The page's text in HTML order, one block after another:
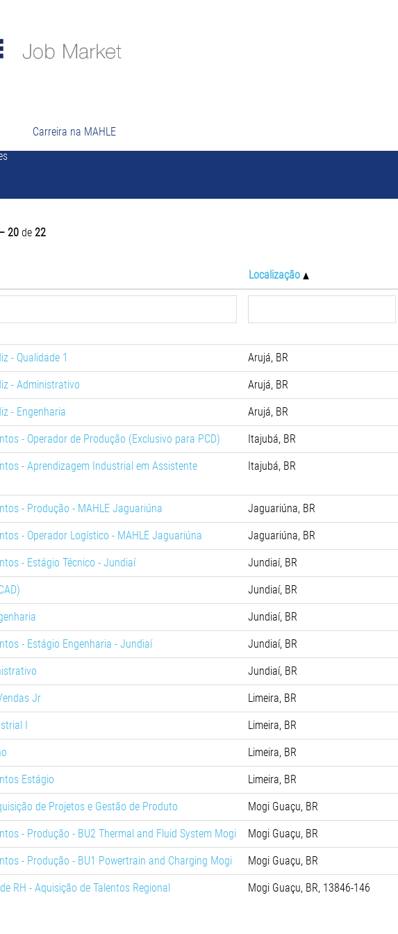
Carreira na MAHLE
Buscar resultados para
20 de 22
Localização
- Qualidade 1 Arujá, BR
- Administrativo Arujá, BR
- Engenharia Arujá, BR
- Operador de Produção (Exclusivo para PCD) Itajubá, BR
- Aprendizagem Industrial em Assistente
Itajubá, BR
- Produção - MAHLE Jaguariúna Jaguariúna, BR
- Operador Logístico - MAHLE Jaguariúna Jaguariúna, BR
- Estágio Técnico - Jundiaí Jundiaí, BR
Jundiaí, BR
Jundiaí, BR
- Estágio Engenharia - Jundiaí Jundiaí, BR
Jundiaí, BR
Jr Limeira, BR
I Limeira, BR
Limeira, BR
Estágio Limeira, BR
de Projetos e Gestão de Produto Mogi Guaçu, BR
- Produção - BU2 Thermal and Fluid System Mogi Mogi Guaçu, BR
- Produção - BU1 Powertrain and Charging Mogi Mogi Guaçu, BR
RH - Aquisição de Talentos Regional Mogi Guaçu, BR, 13846-146